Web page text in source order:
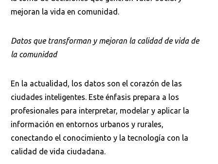
mejoran la vida en comunidad.
Datos que transforman y mejoran la calidad de vida de
la comunidad
En la actualidad, los datos son el corazón de las
ciudades inteligentes. Este énfasis prepara a los
profesionales para interpretar, modelar y aplicar la
información en entornos urbanos y rurales,
conectando el conocimiento y la tecnología con la
calidad de vida ciudadana.